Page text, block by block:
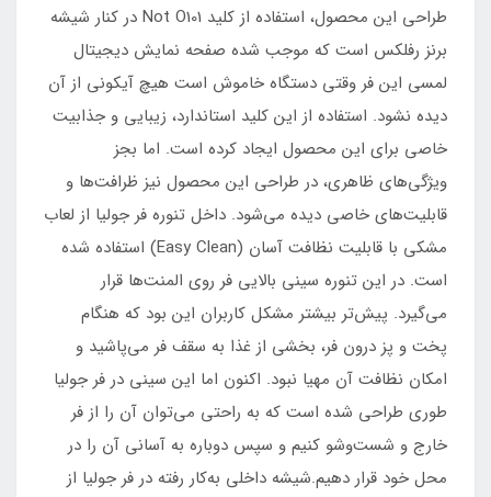
طراحی این محصول، استفاده از کلید Not O101 در کنار شیشه
برنز رفلکس است که موجب شده صفحه نمایش دیجیتال
لمسی این فر وقتی دستگاه خاموش است هیچ آیکونی از آن
دیده نشود. استفاده از این کلید استاندارد، زیبایی و جذابیت
خاصی برای این محصول ایجاد کرده است. اما بجز
ویژگی‌های ظاهری، در طراحی این محصول نیز ظرافت‌ها و
قابلیت‌های خاصی دیده می‌شود. داخل تنوره فر جولیا از لعاب
مشکی با قابلیت نظافت آسان (Easy Clean) استفاده شده
است. در این تنوره سینی بالایی فر روی المنت‌ها قرار
می‌گیرد. پیش‌تر بیشتر مشکل کاربران این بود که هنگام
پخت و پز درون فر، بخشی از غذا به سقف فر می‌پاشید و
امکان نظافت آن مهیا نبود. اکنون اما این سینی در فر جولیا
طوری طراحی شده است که به راحتی می‌توان آن را از فر
خارج و شست‌وشو کنیم و سپس دوباره به آسانی آن را در
محل خود قرار دهیم.شیشه داخلی به‌کار رفته در فر جولیا از